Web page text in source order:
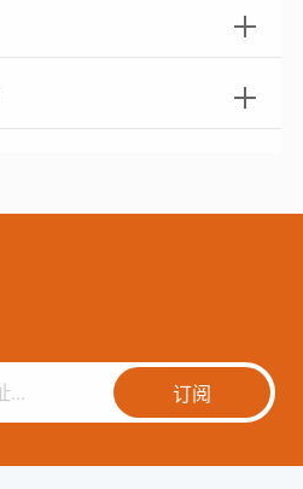
订阅